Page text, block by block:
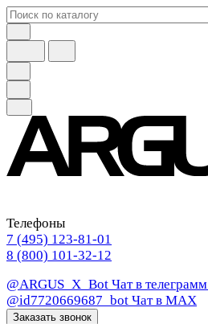
Телефоны
7 (495) 123-81-01
8 (800) 101-32-12
@ARGUS_X_Bot Чат в телеграмм
@id7720669687_bot Чат в МАХ
Заказать звонок